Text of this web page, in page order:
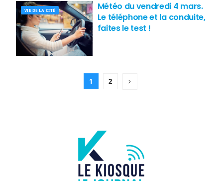
VIE DE LA CITÉ
Météo du vendredi 4 mars.
Le téléphone et la conduite,
faites le test !
1 2